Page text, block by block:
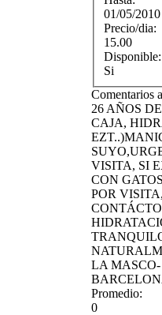
01/05/2010
Precio/dia:
15.00
Disponible:
Si
Comentarios
26 AÑOS
CAJA,
VISITA, SI
CON
POR
LA MASCO-
Promedio:
0